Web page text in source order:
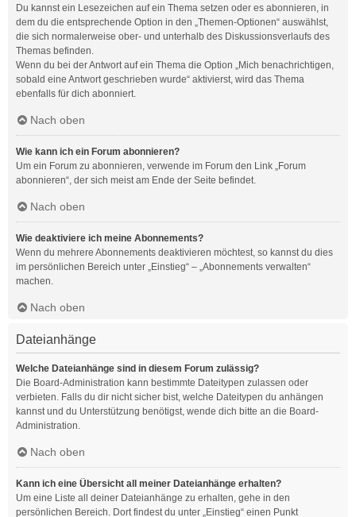
Du kannst ein Lesezeichen auf ein Thema setzen oder es abonnieren, in
dem du die entsprechende Option in den „Themen-Optionen“ auswählst,
die sich normalerweise ober- und unterhalb des Diskussionsverlaufs des
Themas befinden.
Wenn du bei der Antwort auf ein Thema die Option „Mich benachrichtigen,
sobald eine Antwort geschrieben wurde“ aktivierst, wird das Thema
ebenfalls für dich abonniert.
Nach oben
Wie kann ich ein Forum abonnieren?
Um ein Forum zu abonnieren, verwende im Forum den Link „Forum
abonnieren“, der sich meist am Ende der Seite befindet.
Nach oben
Wie deaktiviere ich meine Abonnements?
Wenn du mehrere Abonnements deaktivieren möchtest, so kannst du dies
im persönlichen Bereich unter „Einstieg“ – „Abonnements verwalten“
machen.
Nach oben
Dateianhänge
Welche Dateianhänge sind in diesem Forum zulässig?
Die Board-Administration kann bestimmte Dateitypen zulassen oder
verbieten. Falls du dir nicht sicher bist, welche Dateitypen du anhängen
kannst und du Unterstützung benötigst, wende dich bitte an die Board-
Administration.
Nach oben
Kann ich eine Übersicht all meiner Dateianhänge erhalten?
Um eine Liste all deiner Dateianhänge zu erhalten, gehe in den
persönlichen Bereich. Dort findest du unter „Einstieg“ einen Punkt